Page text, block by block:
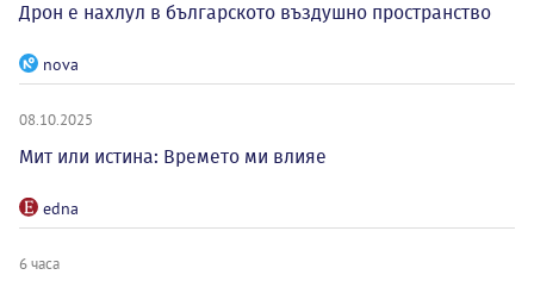
Дрон е нахлул в българското въздушно пространство
nova
08.10.2025
Мит или истина: Времето ми влияе
edna
6 часа